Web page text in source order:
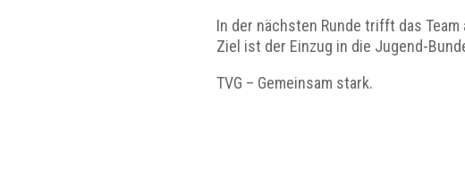
In der nächsten Runde trifft das
Ziel ist der Einzug in die Jugend-
TVG – Gemeinsam stark.